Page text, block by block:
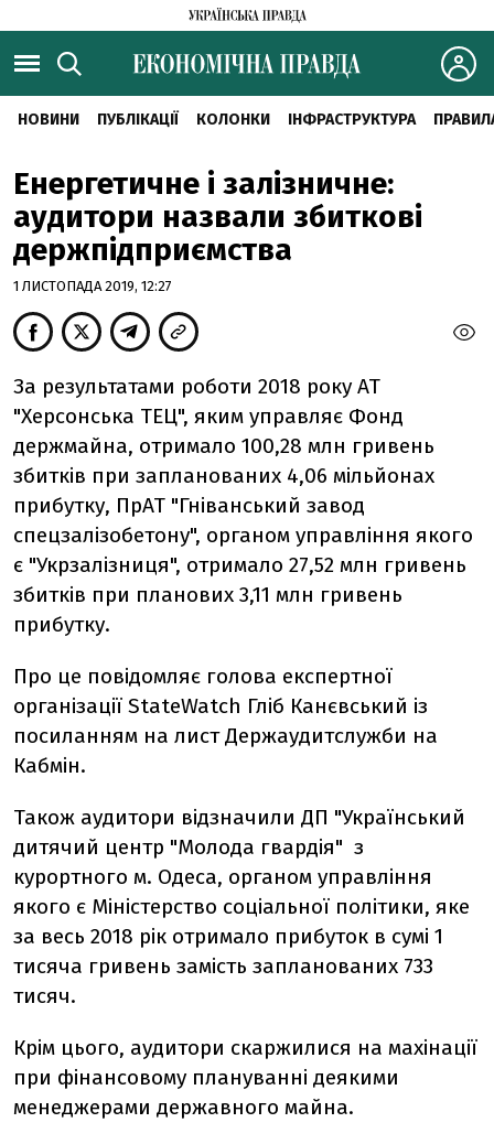
НОВИНИ ПУБЛІКАЦІЇ КОЛОНКИ ІНФРАСТРУКТУРА
Енергетичне і залізничне:
аудитори назвали збиткові
держпідприємства
1 ЛИСТОПАДА 2019, 12:27
За результатами роботи 2018 року АТ
"Херсонська ТЕЦ", яким управляє Фонд
держмайна, отримало 100,28 млн гривень
збитків при запланованих 4,06 мільйонах
прибутку, ПрАТ "Гніванський завод
спецзалізобетону", органом управління якого
є "Укрзалізниця", отримало 27,52 млн гривень
збитків при планових 3,11 млн гривень
прибутку.
Про це повідомляє голова експертної
організації StateWatch Гліб Канєвський із
посиланням на лист Держаудитслужби на
Кабмін.
Також аудитори відзначили ДП "Український
дитячий центр "Молода гвардія" з
курортного м. Одеса, органом управління
якого є Міністерство соціальної політики, яке
за весь 2018 рік отримало прибуток в сумі 1
тисяча гривень замість запланованих 733
тисяч.
Крім цього, аудитори скаржилися на махінації
при фінансовому плануванні деякими
менеджерами державного майна.